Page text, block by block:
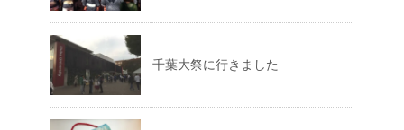
千葉大祭に行きました